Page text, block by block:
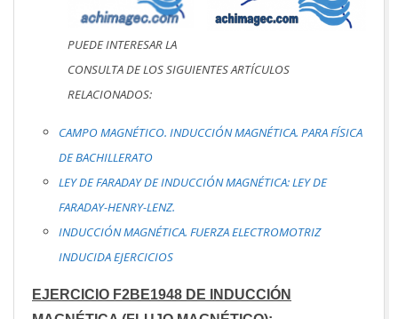
PUEDE INTERESAR LA
CONSULTA DE LOS SIGUIENTES ARTÍCULOS
RELACIONADOS:
CAMPO MAGNÉTICO. INDUCCIÓN MAGNÉTICA. PARA FÍSICA
DE BACHILLERATO
LEY DE FARADAY DE INDUCCIÓN MAGNÉTICA: LEY DE
FARADAY-HENRY-LENZ.
INDUCCIÓN MAGNÉTICA. FUERZA ELECTROMOTRIZ
INDUCIDA EJERCICIOS
EJERCICIO F2BE1948 DE INDUCCIÓN